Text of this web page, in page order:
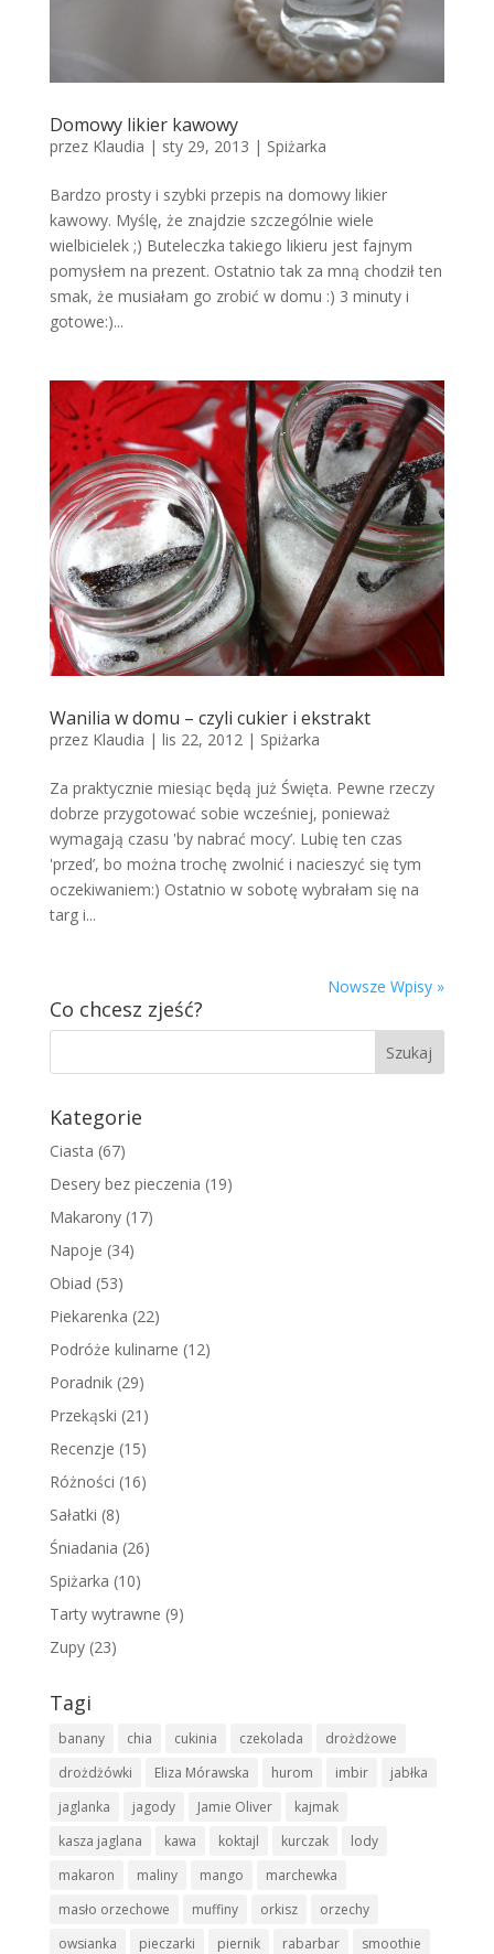
Domowy likier kawowy
przez Klaudia | sty 29, 2013 | Spiżarka
Bardzo prosty i szybki przepis na domowy likier
kawowy. Myślę, że znajdzie szczególnie wiele
wielbicielek ;) Buteleczka takiego likieru jest fajnym
pomysłem na prezent. Ostatnio tak za mną chodził ten
smak, że musiałam go zrobić w domu :) 3 minuty i
gotowe:)...
Wanilia w domu – czyli cukier i ekstrakt
przez Klaudia | lis 22, 2012| Spiżarka
Za praktycznie miesiąc będą już Święta. Pewne rzeczy
dobrze przygotować sobie wcześniej, ponieważ
wymagają czasu 'by nabrać mocy’. Lubię ten czas
'przed’, bo można trochę zwolnić i nacieszyć się tym
oczekiwaniem:) Ostatnio w sobotę wybrałam się na
targ i...
Nowsze Wpisy »
Co chcesz zjeść?
Kategorie
Ciasta (67)
Desery bez pieczenia (19)
Makarony(17)
Napoje (34)
Obiad (53)
Piekarenka (22)
Podróże kulinarne (12)
Poradnik(29)
Przekąski (21)
Recenzje (15)
Różności (16)
Sałatki (8)
Śniadania (26)
Spiżarka (10)
Tarty wytrawne (9)
Zupy(23)
Tagi
banany chia cukinia czekolada
drożdżowe
drożdżówki
Eliza Mórawska hurom imbir
jabłka
jaglanka
jagody Jamie Oliver
kajmak
kasza jaglana
kawa koktajl kurczak
lody
makaron
maliny mango
marchewka
masło orzechowe
muffiny orkisz
orzechy
owsianka
pieczarki piernik rabarbar smoothie